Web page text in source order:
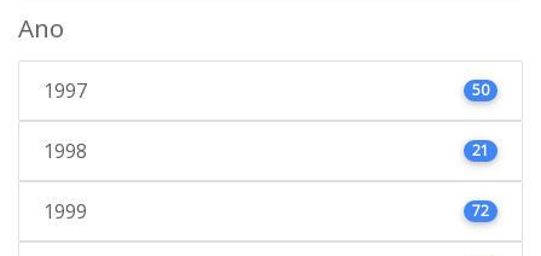
Ano
1997 50
1998 21
1999 72